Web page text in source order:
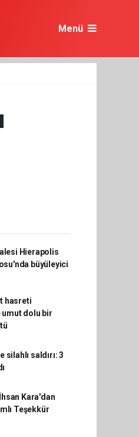
Menü
Hierapolis
büyüleyici
hasreti
umut dolu bir
silahlı saldırı: 3
Kara'dan
Teşekkür